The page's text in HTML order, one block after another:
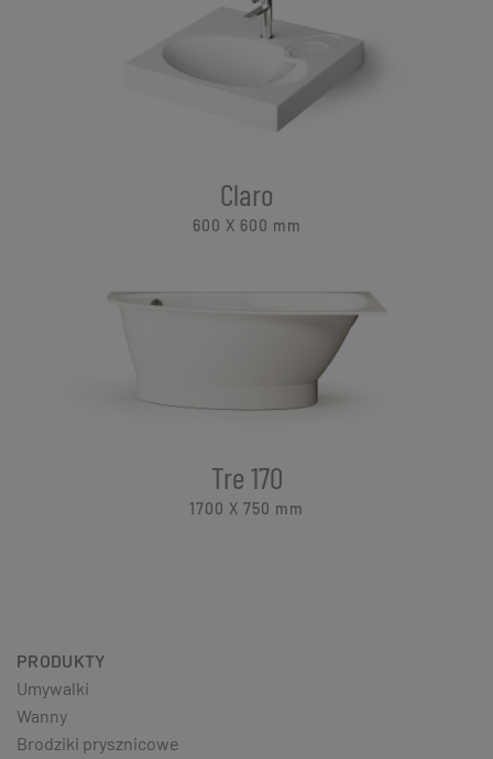
Claro
600 X 600 mm
Tre 170
1700 X 750 mm
PRODUKTY
Umywalki
Wanny
Brodziki prysznicowe